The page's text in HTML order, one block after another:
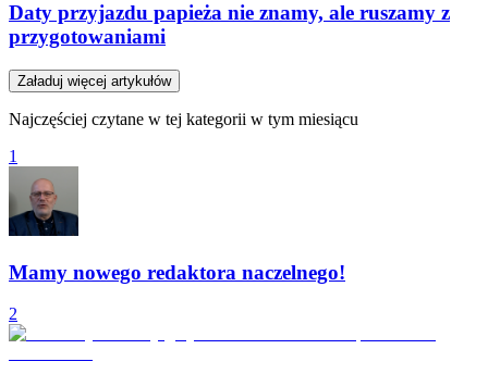
Daty przyjazdu papieża nie znamy, ale ruszamy z
przygotowaniami
Załaduj więcej artykułów
Najczęściej czytane w tej kategorii w tym miesiącu
1
Mamy nowego redaktora naczelnego!
2